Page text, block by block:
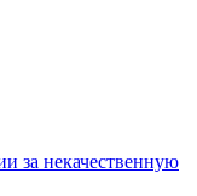
за некачественную